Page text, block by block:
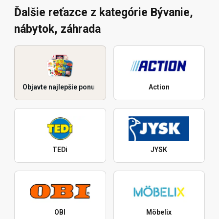
Ďalšie reťazce z kategórie Bývanie,
nábytok, záhrada
Objavte najlepšie ponuky Action
TEDi JYSK
OBI Möbelix